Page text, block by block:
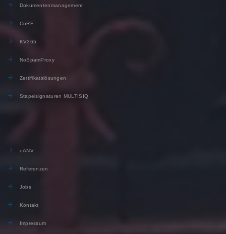
Dokumentenmanagement
CoRF
KV365
NoSpamProxy
Zertifikatslösungen
Stapelsignaturen MULTISIQ
eANV
Referenzen
Jobs
Kontakt
Impressum